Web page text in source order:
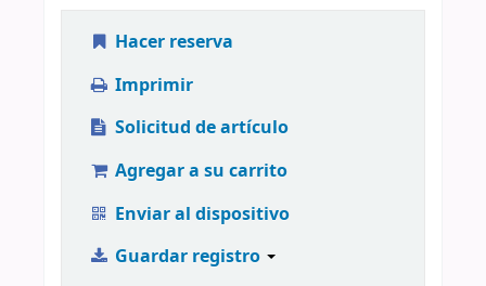
Hacer reserva
Imprimir
Solicitud de artículo
Agregar a su carrito
Enviar al dispositivo
Guardar registro